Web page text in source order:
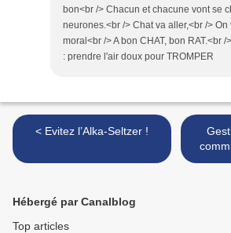
bon<br /> Chacun et chacune vont se
neurones.<br /> Chat va aller,<br />
moral<br /> A bon CHAT, bon RAT.<br
: prendre l'air doux pour TROMPER
< Evitez l’Alka-Seltzer !
Hébergé par Canalblog
Top articles